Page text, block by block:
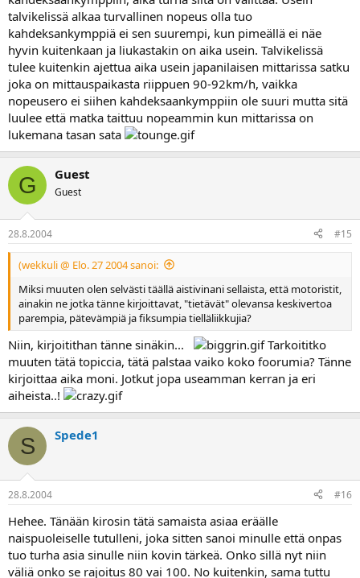
talvikelissä alkaa turvallinen nopeus olla tuo
kahdeksankymppiä ei sen suurempi, kun pimeällä ei näe
hyvin kuitenkaan ja liukastakin on aika usein. Talvikelissä
tulee kuitenkin ajettua aika usein japanilaisen mittarissa satku
joka on mittauspaikasta riippuen 90-92km/h, vaikka
nopeusero ei siihen kahdeksaankymppiin ole suuri mutta sitä
luulee että matka taittuu nopeammin kun mittarissa on
lukemana tasan sata
G Guest
Guest
28.8.2004 #15
(wekkuli @ Elo. 27 2004 sanoi:
Miksi muuten olen selvästi täällä aistivinani sellaista, että motoristit,
ainakin ne jotka tänne kirjoittavat, "tietävät" olevansa keskivertoa
parempia, pätevämpiä ja fiksumpia tielläliikkujia?
Niin, kirjoitithan tänne sinäkin...
Tarkoititko
muuten tätä topiccia, tätä palstaa vaiko koko foorumia? Tänne
kirjoittaa aika moni. Jotkut jopa useamman kerran ja eri
aiheista..!
S Spede1
28.8.2004 #16
Hehee. Tänään kirosin tätä samaista asiaa eräälle
naispuoleiselle tutulleni, joka sitten sanoi minulle että onpas
tuo turha asia sinulle niin kovin tärkeä. Onko sillä nyt niin
väliä onko se rajoitus 80 vai 100. No kuitenkin, sama tuttu